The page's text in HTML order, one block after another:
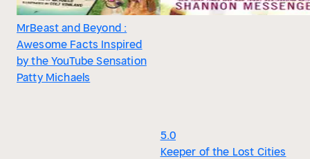
MrBeast and Beyond :
Awesome Facts Inspired
by the YouTube Sensation
Patty Michaels
5.0
Keeper of the Lost Cities